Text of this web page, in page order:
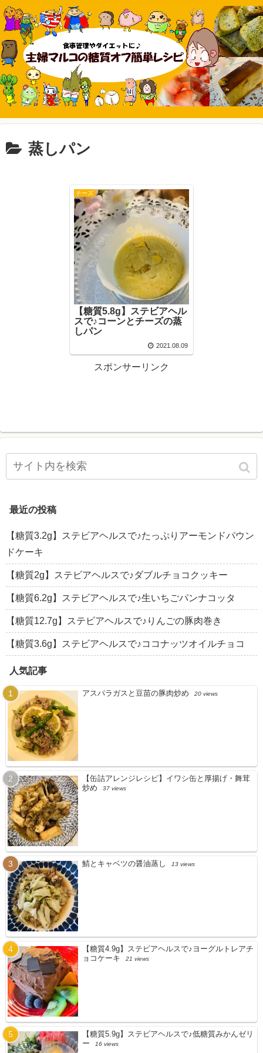
蒸しパン
チーズ
【糖質5.8g】ステビアヘル
スで♪コーンとチーズの蒸
しパン
2021.08.09
スポンサーリンク
最近の投稿
【糖質3.2g】ステビアヘルスで♪たっぷりアーモンドパウン
ドケーキ
【糖質2g】ステビアヘルスで♪ダブルチョコクッキー
【糖質6.2g】ステビアヘルスで♪生いちごパンナコッタ
【糖質12.7g】ステビアヘルスで♪りんごの豚肉巻き
【糖質3.6g】ステビアヘルスで♪ココナッツオイルチョコ
人気記事
アスパラガスと豆苗の豚肉炒め 20 views
【缶詰アレンジレシピ】イワシ缶と厚揚げ・舞茸
炒め
37 views
鯖とキャベツの醤油蒸し 13 views
【糖質4.9g】ステビアヘルスで♪ヨーグルトレアチ
ョコケーキ
21 views
【糖質5.9g】ステビアヘルスで♪低糖質みかんゼリ
ー
16 views